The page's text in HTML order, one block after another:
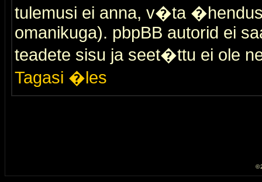
tulemusi ei anna, v�ta
omanikuga). pbpBB autorid ei
teadete sisu ja seet�ttu ei ole
Tagasi �les
©